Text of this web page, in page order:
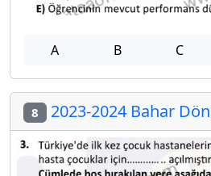
A B C
8 2023-2024 Bahar